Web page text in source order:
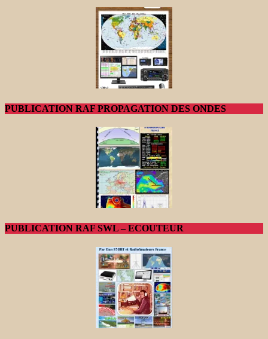
PUBLICATION RAF PROPAGATION DES ONDES
PUBLICATION RAF SWL – ECOUTEUR